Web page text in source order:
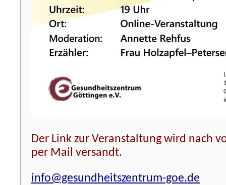
Der Link zur Veranstaltung wird nach
per Mail versandt.
info@gesundheitszentrum-goe.de